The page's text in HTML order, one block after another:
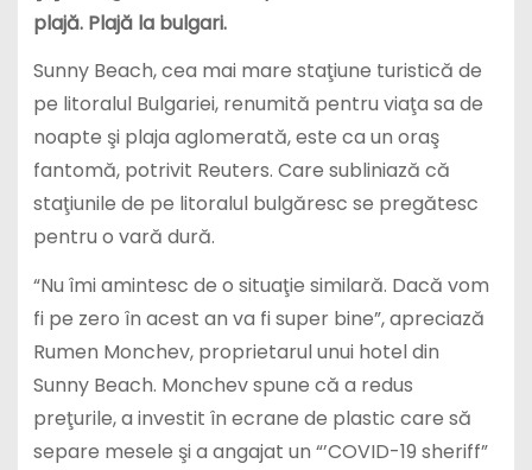
plajă. Plajă la bulgari.
Sunny Beach, cea mai mare staţiune turistică de
pe litoralul Bulgariei, renumită pentru viaţa sa de
noapte şi plaja aglomerată, este ca un oraş
fantomă, potrivit Reuters. Care subliniază că
staţiunile de pe litoralul bulgăresc se pregătesc
pentru o vară dură.
“Nu îmi amintesc de o situaţie similară. Dacă vom
fi pe zero în acest an va fi super bine”, apreciază
Rumen Monchev, proprietarul unui hotel din
Sunny Beach. Monchev spune că a redus
preţurile, a investit în ecrane de plastic care să
separe mesele şi a angajat un “’COVID-19 sheriff”